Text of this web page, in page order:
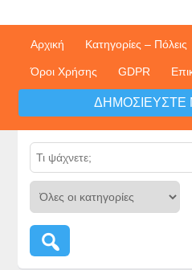
Αρχική Κατηγορίες – Πόλεις
Όροι Χρήσης GDPR
ΔΗΜΟΣΙΕΎΣΤΕ